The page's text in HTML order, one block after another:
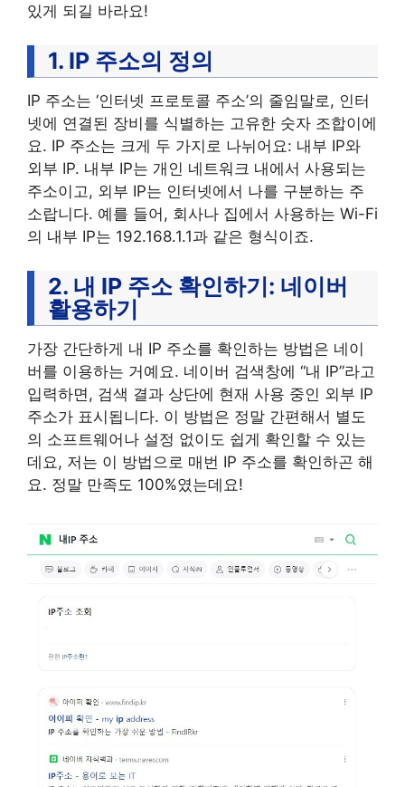
있게 되길 바라요!
1. IP 주소의 정의
IP 주소는 ‘인터넷 프로토콜 주소’의 줄임말로, 인터
넷에 연결된 장비를 식별하는 고유한 숫자 조합이에
요. IP 주소는 크게 두 가지로 나뉘어요: 내부 IP와
외부 IP. 내부 IP는 개인 네트워크 내에서 사용되는
주소이고, 외부 IP는 인터넷에서 나를 구분하는 주
소랍니다. 예를 들어, 회사나 집에서 사용하는 Wi-Fi
의 내부 IP는 192.168.1.1과 같은 형식이죠.
2. 내 IP 주소 확인하기: 네이버
활용하기
가장 간단하게 내 IP 주소를 확인하는 방법은 네이
버를 이용하는 거예요. 네이버 검색창에 “내 IP”라고
입력하면, 검색 결과 상단에 현재 사용 중인 외부 IP
주소가 표시됩니다. 이 방법은 정말 간편해서 별도
의 소프트웨어나 설정 없이도 쉽게 확인할 수 있는
데요, 저는 이 방법으로 매번 IP 주소를 확인하곤 해
요. 정말 만족도 100%였는데요!